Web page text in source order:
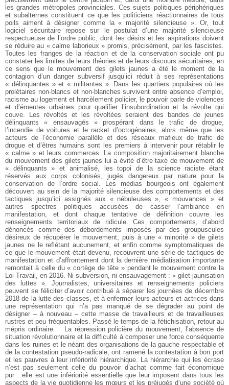
les grandes métropoles provinciales. Ces sujets politiques périphériques
et subalternes constituent ce que les politiciens réactionnaires de tous
poils aiment à désigner comme la « majorité silencieuse ». Or, tout
logiciel sécuritaire repose sur le postulat d’une majorité silencieuse
respectueuse de l’ordre public, dont les désirs et les aspirations doivent
se réduire au « calme laborieux » promis, précisément, par les fascistes.
Toutes les franges de la réaction et de la conservation sociale ont pu
constater les limites de leurs théories et de leurs discours sécuritaires, en
ce sens que le mouvement des gilets jaunes a été le moment de la
contagion d’un danger subversif jusqu’ici réduit à ses représentations
« délinquantes » et « militantes ». Dans les quartiers populaires où les
prolétaires non-blancs et non-blanches survivent entre absence d’emploi,
racisme au logement et harcèlement policier, le pouvoir parle de violences
et d’émeutes urbaines pour qualifier l’insubordination et la révolte qui
couve. Les révoltés et les révoltées seraient des bandes de jeunes
délinquants « ensauvagés » prospérant dans le trafic de drogue,
l’incendie de voitures et le racket d’octogénaires, alors même que les
acteurs de l’économie parallèle et des réseaux mafieux de trafic de
drogue et d’êtres humains sont les premiers à intervenir pour rétablir le
« calme » et leurs commerces. La composition majoritairement blanche
du mouvement des gilets jaunes lui a évité d’être taxé de mouvement de
« délinquants » et animalisé, les topoi de la science raciste étant
réservés aux corps colonisés, jugés dangereux par nature pour la
conservation de l’ordre social. Les médias bourgeois ont également
découvert au sein de la majorité silencieuse des comportements et des
tactiques jusqu’ici assignés aux « nébuleuses », « mouvances » et
autres spectres politiques accusées de casser l’ambiance en
manifestation, et dont chaque tentative de définition couvre les
renseignements territoriaux de ridicule. Ces comportements, d’abord
dénoncés comme des débordements imposés par des groupuscules
désireux de récupérer le mouvement, puis à une « minorité » de gilets
jaunes ne le reflétant aucunement, et enfin comme symptomatiques de
ce que le mouvement était devenu, recouvrent une série de tactiques de
manifestation et d’affrontement dont la dernière médiatisation importante
remontait à celle du « cortège de tête » pendant le mouvement contre la
Loi Travail, en 2016. Ni subversion, ni ensauvagement : « gilet-jaunisation
des luttes ». Journalistes, universitaires et renseignements policiers
peuvent se féliciter d’avoir contribué à séparer les journées de décembre
2018 de la lutte des classes, et à enfermer leurs acteurs et actrices dans
une représentation qui n’a pas manqué de se dégrader au point de
désigner – à nouveau – cette masse de travailleurs et de travailleuses
rustres et peu fréquentables. Passé le temps de la fétichisation, retour au
mépris ordinaire.
La répression policière du mouvement, l’absence de
situation révolutionnaire et la difficulté à composer une force conséquente
dans les ruines et le néant des organisations de la gauche respectable et
de la contestation pseudo-radicale, ont ramené la contestation à bon port
et les pauvres à leur infériorité hiérarchique. La hiérarchie qui les écrase
n’est pas seulement celle du pouvoir d’achat comme fait économique
pur : elle est une infériorité essentielle que leur imposent dans tous les
aspects de la vie quotidienne les mœurs et les préjugés d’une société où